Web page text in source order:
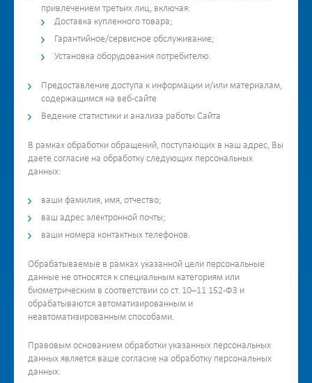
привлечением третьих лиц, включая:
Доставка купленного товара;
Гарантийное/сервисное обслуживание;
Установка оборудования потребителю.
Предоставление доступа к информации и/или материалам,
содержащимся на веб-сайте
Ведение статистики и анализа работы Сайта
В рамках обработки обращений, поступающих в наш адрес, Вы
даете согласие на обработку следующих персональных
данных:
ваши фамилия, имя, отчество;
ваш адрес электронной почты;
ваши номера контактных телефонов.
Обрабатываемые в рамках указанной цели персональные
данные не относятся к специальным категориям или
биометрическим в соответствии со ст. 10–11 152-ФЗ и
обрабатываются автоматизированным и
неавтоматизированным способами.
Правовым основанием обработки указанных персональных
данных является ваше согласие на обработку персональных
данных.